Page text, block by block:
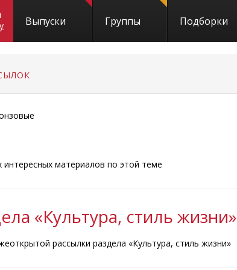
Выпуски Группы Подборки
интересных материалов по этой теме
«Культура, стиль жизни»
рассылки раздела «Культура, стиль жизни»